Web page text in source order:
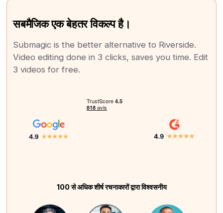
सबमैजिक एक बेहतर विकल्प है।
Submagic is the better alternative to Riverside.
Video editing done in 3 clicks, saves you time. Edit
3 videos for free.
100 से अधिक शीर्ष रचनाकारों द्वारा विश्वसनीय